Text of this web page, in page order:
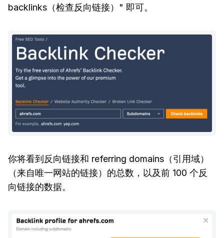
backlinks（检查反向链接）" 即可。
你将看到反向链接和 referring domains（引用域）
（来自唯一网站的链接）的总数，以及前 100 个反
向链接的数据。